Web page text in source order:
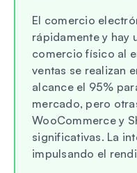
El comercio
rápidamente y hay
comercio físico al
ventas se realizan
alcance el 95%
mercado, pero
WooCommerce y
significativas. La
impulsando el